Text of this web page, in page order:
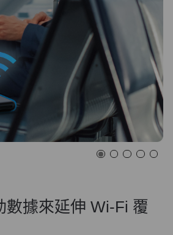
數據來延伸 Wi-Fi 覆